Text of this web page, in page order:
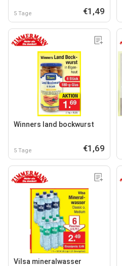
5 Tage €1,49
Winners land bockwurst
5 Tage €1,69
Vilsa mineralwasser